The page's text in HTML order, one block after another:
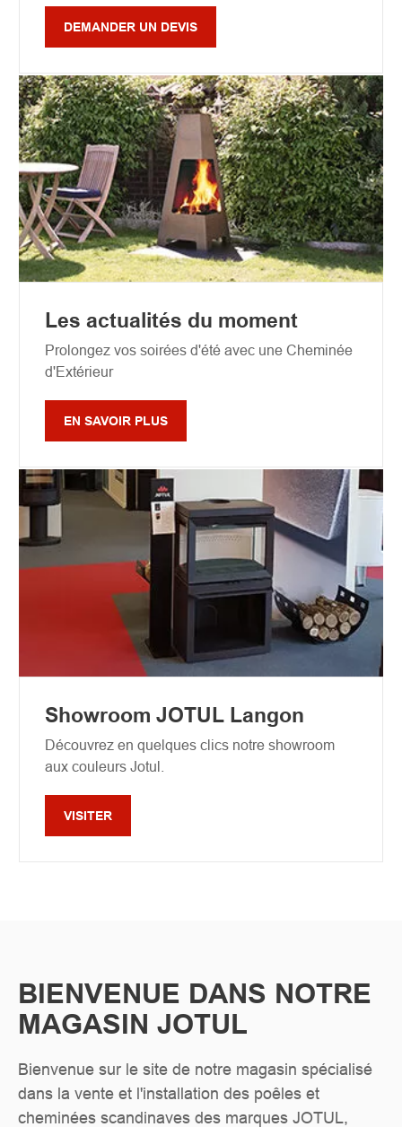
DEMANDER UN DEVIS
Les actualités du moment
Prolongez vos soirées d'été avec une Cheminée
d'Extérieur
EN SAVOIR PLUS
Showroom JOTUL Langon
Découvrez en quelques clics notre showroom
aux couleurs Jotul.
VISITER
BIENVENUE DANS NOTRE
MAGASIN JOTUL
Bienvenue sur le site de notre magasin spécialisé
dans la vente et l'installation des poêles et
cheminées scandinaves des marques JOTUL,